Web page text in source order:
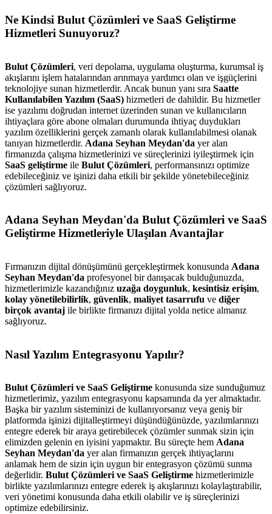
Ne Kindsi Bulut Çözümleri ve SaaS Geliştirme
Hizmetleri Sunuyoruz?
Bulut Çözümleri, veri depolama, uygulama oluşturma, kurumsal iş
akışlarını işlem hatalarından arınmaya yardımcı olan ve işgüçlerini
teknolojiye sunan hizmetlerdir. Ancak bunun yanı sıra Saatte
Kullanılabilen Yazılım (SaaS) hizmetleri de dahildir. Bu hizmetler
ise yazılımı doğrudan internet üzerinden sunan ve kullanıcıların
ihtiyaçlara göre abone olmaları durumunda ihtiyaç duydukları
yazılım özelliklerini gerçek zamanlı olarak kullanılabilmesi olanak
tanıyan hizmetlerdir. Adana Seyhan Meydan'da yer alan
firmanızda çalışma hizmetlerinizi ve süreçlerinizi iyileştirmek için
SaaS geliştirme ile Bulut Çözümleri, performansınızı optimize
edebileceğiniz ve işinizi daha etkili bir şekilde yönetebileceğiniz
çözümleri sağlıyoruz.
Adana Seyhan Meydan'da Bulut Çözümleri ve SaaS
Geliştirme Hizmetleriyle Ulaşılan Avantajlar
Fırmanızın dijital dönüşümünü gerçekleştirmek konusunda Adana
Seyhan Meydan'da profesyonel bir danışacak bulduğunuzda,
hizmetlerimizle kazandığınız uzağa doygunluk, kesintisiz erişim,
kolay yönetilebilirlik, güvenlik, maliyet tasarrufu ve diğer
birçok avantaj ile birlikte firmanızı dijital yolda netice almanız
sağlıyoruz.
Nasıl Yazılım Entegrasyonu Yapılır?
Bulut Çözümleri ve SaaS Geliştirme konusunda size sunduğumuz
hizmetlerimiz, yazılım entegrasyonu kapsamında da yer almaktadır.
Başka bir yazılım sisteminizi de kullanıyorsanız veya geniş bir
platformda işinizi dijitalleştirmeyi düşündüğünüzde, yazılımlarınızı
entegre ederek bir araya getirebilecek çözümler sunmak sizin için
elimizden gelenin en iyisini yapmaktır. Bu süreçte hem Adana
Seyhan Meydan'da yer alan firmanızın gerçek ihtiyaçlarını
anlamak hem de sizin için uygun bir entegrasyon çözümü sunma
değerlidir. Bulut Çözümleri ve SaaS Geliştirme hizmetlerimizle
birlikte yazılımlarınızı entegre ederek iş akışlarınızı kolaylaştırabilir,
veri yönetimi konusunda daha etkili olabilir ve iş süreçlerinizi
optimize edebilirsiniz.